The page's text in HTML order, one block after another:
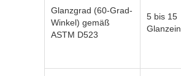
Glanzgrad (60-Grad-
Winkel) gemäß
ASTM D523
5 bis 15